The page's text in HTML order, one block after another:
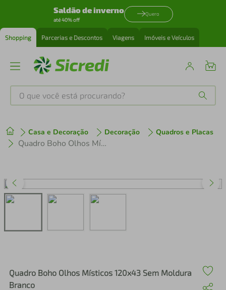
Saldão de inverno
até 40% off
Quero
Shopping Parcerias e Descontos Viagens Imóveis e Veículos
O que você está procurando?
Casa e Decoração Decoração Quadros e Placas
Quadro Boho Olhos Místicos 120x43 Sem Moldura Branco
Quadro Boho Olhos Místicos 120x43 Sem Moldura
Branco
1º tenis
perfume